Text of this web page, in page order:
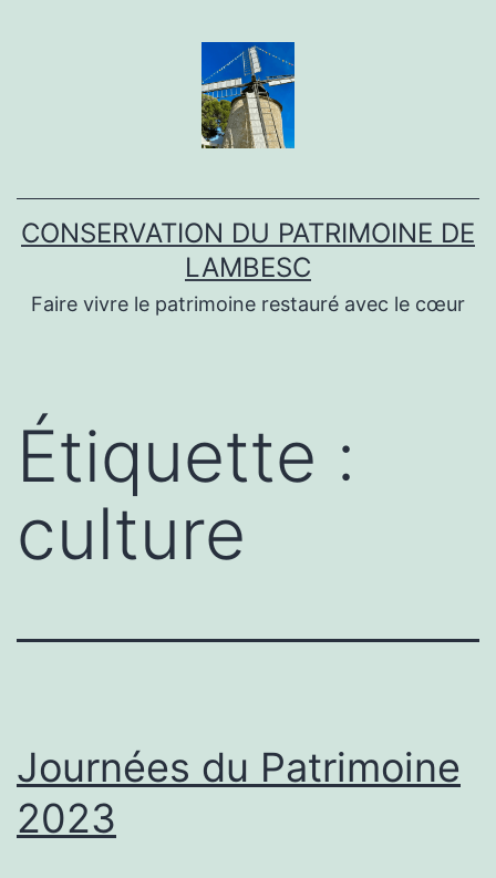
CONSERVATION DU PATRIMOINE DE
LAMBESC
Faire vivre le patrimoine restauré avec le cœur
Étiquette :
culture
Journées du Patrimoine
2023